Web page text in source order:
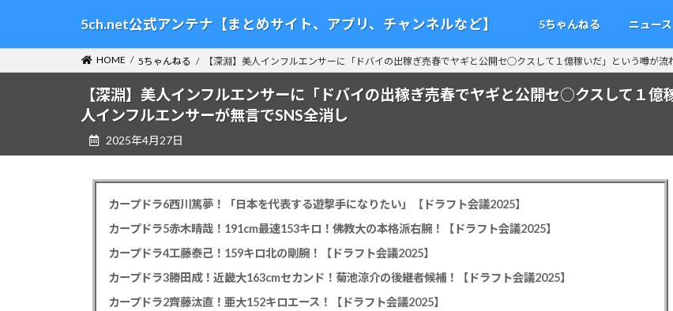
テ
ッ
ゲ
移
5ch.net公式アンテナ【まとめサイト、アプリ、チャンネルなど】 5ちゃんねる ニュース
HOME 5ちゃんねる 【深淵】美人インフルエンサーに「ドバイの出稼ぎ売春でヤギと公開セ○クスして１億稼いだ」という噂が
【深淵】美人インフルエンサーに「ドバイの出稼ぎ売春でヤギと公開セ○クスして１
人インフルエンサーが無言でSNS全消し
2025年4月27日
カープドラ6西川篤夢！「日本を代表する遊撃手になりたい」【ドラフト会議2025】
カープドラ5赤木晴哉！191cm最速153キロ！佛教大の本格派右腕！【ドラフト会議2025】
カープドラ4工藤泰己！159キロ北の剛腕！【ドラフト会議2025】
カープドラ3勝田成！近畿大163cmセカンド！菊池涼介の後継者候補！【ドラフト会議2025】
カープドラ2齊藤汰直！亜大152キロエース！【ドラフト会議2025】